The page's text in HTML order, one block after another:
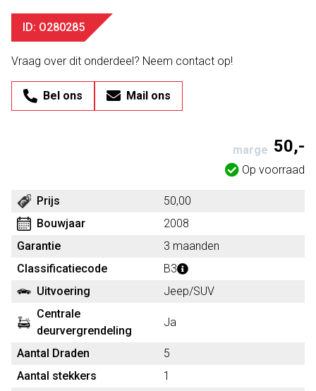
ID: O280285
Vraag over dit onderdeel? Neem contact op!
Bel ons Mail ons
marge 50,-
Op voorraad
Prijs
50,00
Bouwjaar
2008
Garantie
3 maanden
Classificatiecode
B3
Uitvoering
Jeep/SUV
Centrale
deurvergrendeling
Ja
Aantal Draden
5
Aantal stekkers
1